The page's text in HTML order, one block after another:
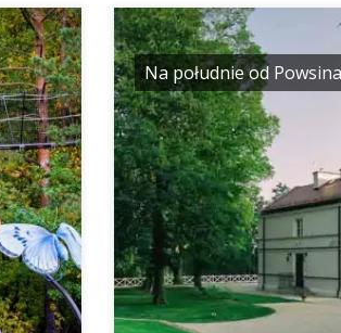
Na południe od Powsina